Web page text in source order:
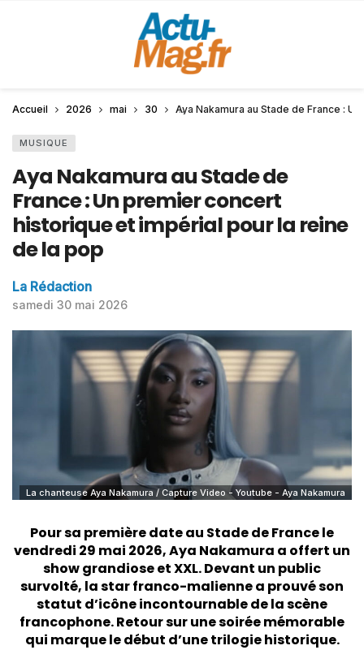
Accueil 2026 mai 30 Aya Nakamura au Stade de France :
MUSIQUE
Aya Nakamura au Stade de
France : Un premier concert
historique et impérial pour la reine
de la pop
La Rédaction
samedi 30 mai 2026
La chanteuse Aya Nakamura / Capture Video - Youtube - Aya Nakamura
Pour sa première date au Stade de France le
vendredi 29 mai 2026, Aya Nakamura a offert un
show grandiose et XXL. Devant un public
survolté, la star franco-malienne a prouvé son
statut d’icône incontournable de la scène
francophone. Retour sur une soirée mémorable
qui marque le début d’une trilogie historique.